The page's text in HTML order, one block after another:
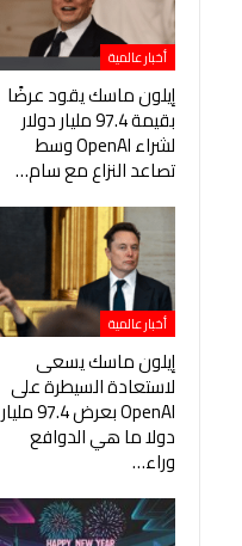
أخبار عالمية
إيلون ماسك يقود عرضًا
بقيمة 97.4 مليار دولار
لشراء OpenAI وسط
تصاعد النزاع مع سام…
أخبار عالمية
إيلون ماسك يسعى
لاستعادة السيطرة على
OpenAI بعرض 97.4 مليار
دولا ما هي الدوافع
وراء…